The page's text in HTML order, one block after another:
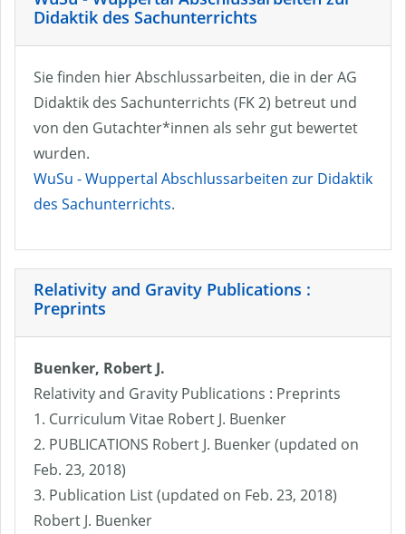
Didaktik des Sachunterrichts
Sie finden hier Abschlussarbeiten, die in der AG
Didaktik des Sachunterrichts (FK 2) betreut und
von den Gutachter*innen als sehr gut bewertet
wurden.
WuSu - Wuppertal Abschlussarbeiten zur Didaktik
des Sachunterrichts.
Relativity and Gravity Publications :
Preprints
Buenker, Robert J.
Relativity and Gravity Publications : Preprints
1. Curriculum Vitae Robert J. Buenker
2. PUBLICATIONS Robert J. Buenker (updated on
Feb. 23, 2018)
3. Publication List (updated on Feb. 23, 2018)
Robert J. Buenker